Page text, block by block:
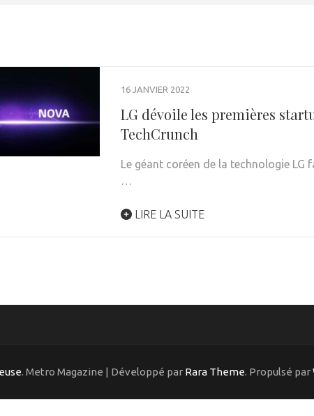
16 JANVIER 2022
LG dévoile les premières
TechCrunch
Le géant coréen de la technologie LG
…
LIRE LA SUITE
. Metro Magazine | Développé par Rara Theme. Propulsé par